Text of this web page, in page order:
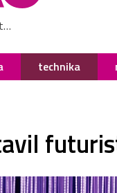
technika